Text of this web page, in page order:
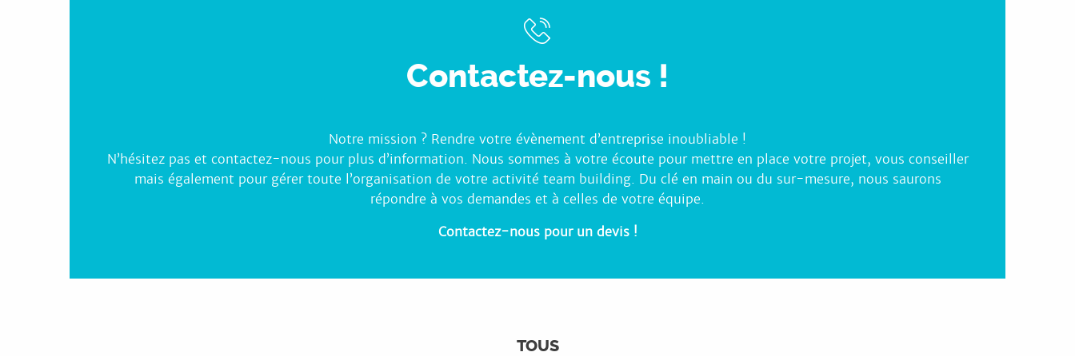
Contactez-nous !
Notre mission ? Rendre votre évènement d’entreprise inoubliable !
N’hésitez pas et contactez-nous pour plus d’information. Nous sommes à votre écoute pour mettre en place votre projet, vous conseiller
mais également pour gérer toute l’organisation de votre activité team building. Du clé en main ou du sur-mesure, nous saurons
répondre à vos demandes et à celles de votre équipe.
Contactez-nous pour un devis !
TOUS